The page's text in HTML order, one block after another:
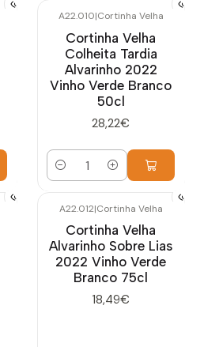
A22.010|Cortinha Velha
Cortinha Velha
Colheita Tardia
Alvarinho 2022
Vinho Verde Branco
50cl
28,22€
Quantidade
A22.012|Cortinha Velha
Cortinha Velha
Alvarinho Sobre Lias
2022 Vinho Verde
Branco 75cl
18,49€